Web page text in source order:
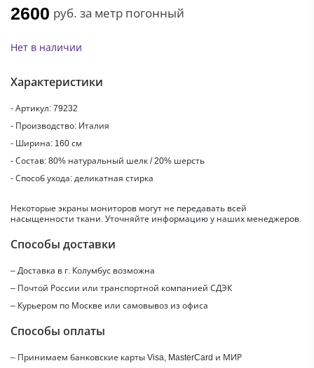
2600 руб. за метр погонный
Нет в наличии
Характеристики
- Артикул: 79232
- Производство: Италия
- Ширина: 160 см
- Состав: 80% натуральный шелк / 20% шерсть
- Способ ухода: деликатная стирка
Некоторые экраны мониторов могут не передавать всей
насыщенности ткани. Уточняйте информацию у наших менеджеров.
Способы доставки
– Доставка в г. Колумбус возможна
– Почтой России или транспортной компанией СДЭК
– Курьером по Москве или самовывоз из офиса
Способы оплаты
– Принимаем банковские карты Visa, MasterCard и МИР